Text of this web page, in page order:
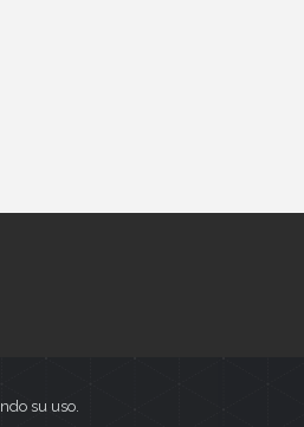
su uso.